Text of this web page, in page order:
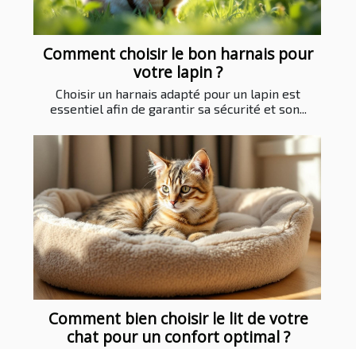
Comment choisir le bon harnais pour
votre lapin ?
Choisir un harnais adapté pour un lapin est
essentiel afin de garantir sa sécurité et son...
Comment bien choisir le lit de votre
chat pour un confort optimal ?